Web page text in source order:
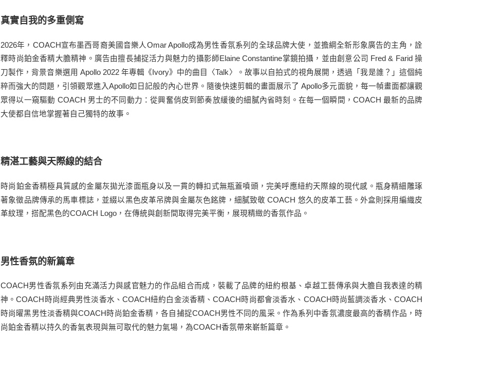
真實自我的多重側寫
2026年，COACH宣布墨西哥裔美國音樂人Omar Apollo成為男性香氛系列的全球品牌大使，並擔綱全新形象廣告的主角，詮
釋時尚鉑金香精大膽精神。廣告由擅長捕捉活力與魅力的攝影師Elaine Constantine掌鏡拍攝，並由創意公司 Fred & Farid 操
刀製作，背景音樂選用 Apollo 2022 年專輯《Ivory》中的曲目〈Talk〉。故事以自拍式的視角展開，透過「我是誰？」這個純
粹而強大的問題，引領觀眾進入Apollo如日記般的內心世界。隨後快速剪輯的畫面展示了 Apollo多元面貌，每一幀畫面都讓觀
眾得以一窺驅動 COACH 男士的不同動力：從興奮俏皮到節奏放緩後的細膩內省時刻。在每一個瞬間，COACH 最新的品牌
大使都自信地掌握著自己獨特的故事。
精湛工藝與天際線的結合
時尚鉑金香精極具質感的金屬灰拋光漆面瓶身以及一貫的轉扣式無瓶蓋噴頭，完美呼應紐約天際線的現代感。瓶身精細雕琢
著象徵品牌傳承的馬車標誌，並綴以黑色皮革吊牌與金屬灰色銘牌，細膩致敬 COACH 悠久的皮革工藝。外盒則採用編織皮
革紋理，搭配黑色的COACH Logo，在傳統與創新間取得完美平衡，展現精緻的香氛作品。
男性香氛的新篇章
COACH男性香氛系列由充滿活力與感官魅力的作品組合而成，裝載了品牌的紐約根基、卓越工藝傳承與大膽自我表達的精
神。COACH時尚經典男性淡香水、COACH紐約白金淡香精、COACH時尚都會淡香水、COACH時尚藍調淡香水、COACH
時尚曜黑男性淡香精與COACH時尚鉑金香精，各自捕捉COACH男性不同的風采。作為系列中香氛濃度最高的香精作品，時
尚鉑金香精以持久的香氣表現與無可取代的魅力氣場，為COACH香氛帶來嶄新篇章。